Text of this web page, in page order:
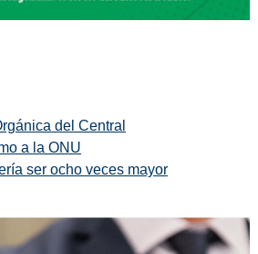
del Central
a la ONU
ser ocho veces mayor